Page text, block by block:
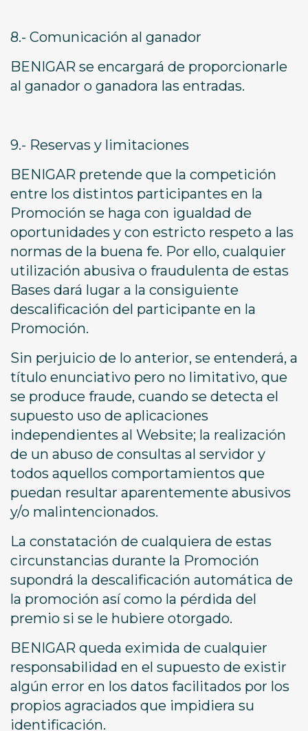
8.- Comunicación al ganador
BENIGAR se encargará de proporcionarle
al ganador o ganadora las entradas.
9.- Reservas y limitaciones
BENIGAR pretende que la competición
entre los distintos participantes en la
Promoción se haga con igualdad de
oportunidades y con estricto respeto a las
normas de la buena fe. Por ello, cualquier
utilización abusiva o fraudulenta de estas
Bases dará lugar a la consiguiente
descalificación del participante en la
Promoción.
Sin perjuicio de lo anterior, se entenderá, a
título enunciativo pero no limitativo, que
se produce fraude, cuando se detecta el
supuesto uso de aplicaciones
independientes al Website; la realización
de un abuso de consultas al servidor y
todos aquellos comportamientos que
puedan resultar aparentemente abusivos
y/o malintencionados.
La constatación de cualquiera de estas
circunstancias durante la Promoción
supondrá la descalificación automática de
la promoción así como la pérdida del
premio si se le hubiere otorgado.
BENIGAR queda eximida de cualquier
responsabilidad en el supuesto de existir
algún error en los datos facilitados por los
propios agraciados que impidiera su
identificación.